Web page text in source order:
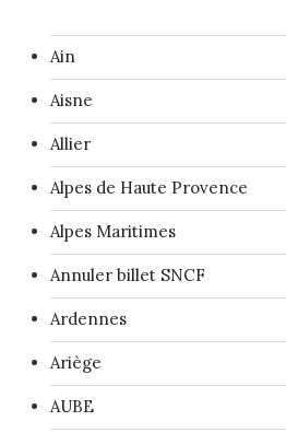
Ain
Aisne
Allier
Alpes de Haute Provence
Alpes Maritimes
Annuler billet SNCF
Ardennes
Ariège
AUBE